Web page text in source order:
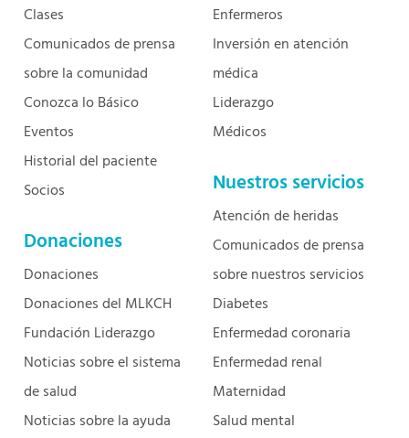
Clases
Comunicados de prensa
sobre la comunidad
Conozca lo Básico
Eventos
Historial del paciente
Socios
Donaciones
Donaciones
Donaciones del MLKCH
Fundación Liderazgo
Noticias sobre el sistema
de salud
Noticias sobre la ayuda
Enfermeros
Inversión en atención
médica
Liderazgo
Médicos
Nuestros servicios
Atención de heridas
Comunicados de prensa
sobre nuestros servicios
Diabetes
Enfermedad coronaria
Enfermedad renal
Maternidad
Salud mental